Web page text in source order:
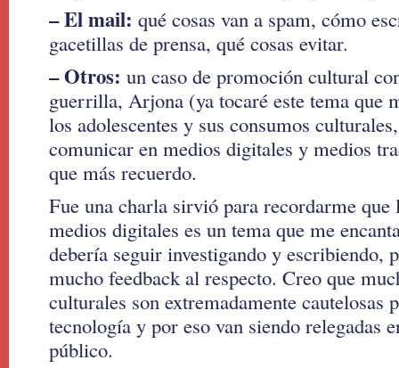
– El mail: qué cosas van a spam, cómo
gacetillas de prensa, qué cosas evitar.
– Otros: un caso de promoción cultural
guerrilla, Arjona (ya tocaré este tema que
los adolescentes y sus consumos
comunicar en medios digitales y medios
que más recuerdo.
Fue una charla sirvió para recordarme
medios digitales es un tema que me
debería seguir investigando y escribiendo,
mucho feedback al respecto. Creo que
culturales son extremadamente cautelosas
tecnología y por eso van siendo relegadas
público.